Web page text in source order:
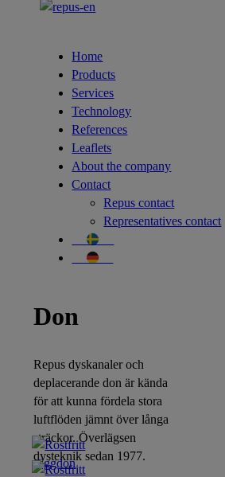
Home
Products
Services
Technology
References
Leaflets
About the company
Contact
Repus contact
Representatives contact
Svenska
Deutsch
Don
Repus dyskanaler och
deplacerande don är kända
för att kunna fördela stora
luftflöden jämnt över långa
sträckor. Överlägsen
dysteknik sedan 1977.